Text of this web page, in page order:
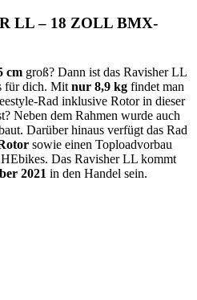
LL – 18 ZOLL BMX-
cm groß? Dann ist das Ravisher LL
für dich. Mit nur 8,9 kg findet man
Rad inklusive Rotor in dieser
Neben dem Rahmen wurde auch
Darüber hinaus verfügt das Rad
sowie einen Toploadvorbau
Das Ravisher LL kommt
2021 in den Handel sein.